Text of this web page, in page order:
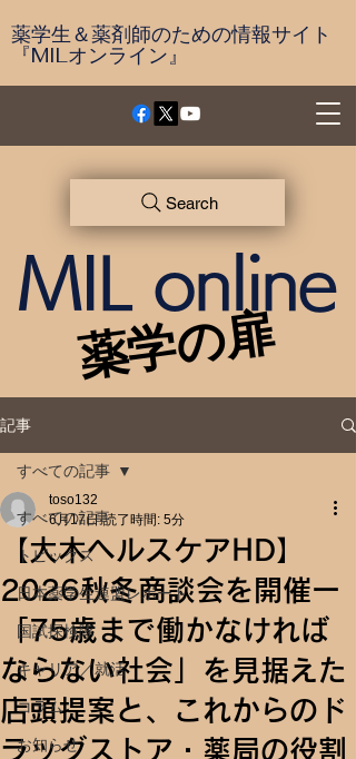
薬学生＆薬剤師のための情報サイト
『MILオンライン』
薬学の扉
薬学の扉
MIL online
Search
記事
すべての記事
トピックス
日本薬学生連盟レポート
国試探検隊
キャリア／就活
コラム
お知らせ
すべての記事
【大木ヘルスケアHD】
2026秋冬商談会を開催ー
「75歳まで働かなければ
ならない社会」を見据えた
店頭提案と、これからのド
ラッグストア・薬局の役割
toso132
6月17日 読了時間: 5分